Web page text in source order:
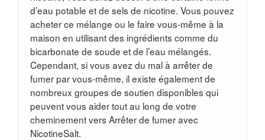
d’eau potable et de sels de nicotine. Vous pouvez
acheter ce mélange ou le faire vous-même à la
maison en utilisant des ingrédients comme du
bicarbonate de soude et de l’eau mélangés.
Cependant, si vous avez du mal à arrêter de
fumer par vous-même, il existe également de
nombreux groupes de soutien disponibles qui
peuvent vous aider tout au long de votre
cheminement vers Arrêter de fumer avec
NicotineSalt.